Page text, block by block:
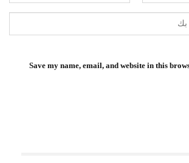
Save my name, email, and website in this